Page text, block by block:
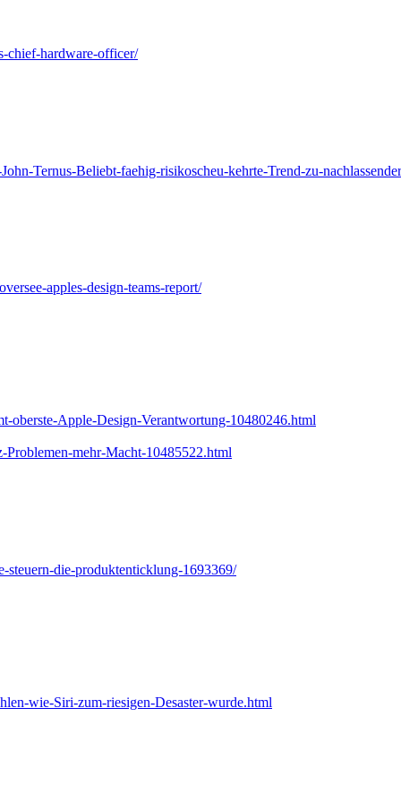
chief-hardware-officer/
Ternus-Beliebt-faehig-risikoscheu-kehrte-Trend-zu-
apples-design-teams-report/
oberste-Apple-Design-Verantwortung-10480246.html
mehr-Macht-10485522.html
steuern-die-produktenticklung-1693369/
wie-Siri-zum-riesigen-Desaster-wurde.html